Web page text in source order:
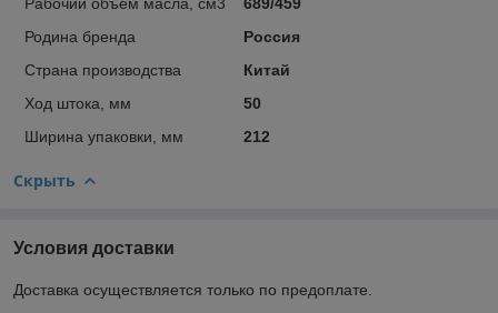
Родина бренда
Россия
Страна производства
Китай
Ход штока, мм
50
Ширина упаковки, мм
212
Скрыть
Условия доставки
Доставка осуществляется только по предоплате.